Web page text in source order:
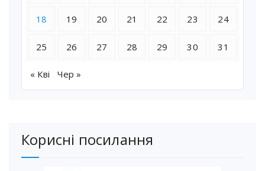
18 19 20 21 22 23 24
25 26 27 28 29 30 31
« Кві Чер »
Корисні посилання